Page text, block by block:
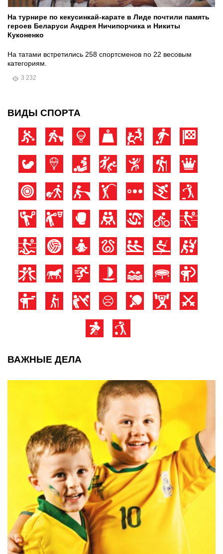
На турнире по кекусинкай-карате в Лиде почтили память
героев Беларуси Андрея Ничипорчика и Никиты
Куконенко
На татами встретились 258 спортсменов по 22 весовым
категориям.
3 232
ВИДЫ СПОРТА
ВАЖНЫЕ ДЕЛА